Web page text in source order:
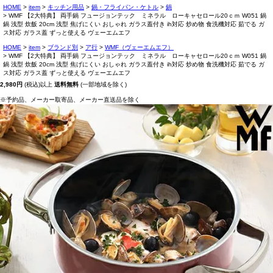
HOME item キッチン用品 鍋・フライパン・ケトル
鍋
WMF 【2大特典】 両手鍋 フュージョンテック ミネラル ローキャセロール20ｃｍ W051 鍋
鍋 浅型 炊飯 20cm 浅型 焦げにくい おしゃれ ガラス蓋付き ih対応 炒め物 食洗機対応 茹でる ガ
ス対応 ガラス蓋 ずっと使える ヴェーエムエフ
HOME item ブランド別 ア行
WMF（ヴェーエムエフ）
WMF 【2大特典】 両手鍋 フュージョンテック ミネラル ローキャセロール20ｃｍ W051 鍋
鍋 浅型 炊飯 20cm 浅型 焦げにくい おしゃれ ガラス蓋付き ih対応 炒め物 食洗機対応 茹でる ガ
ス対応 ガラス蓋 ずっと使える ヴェーエムエフ
2,980円 (税込)以上 送料無料 (一部地域を除く)
※予約品、メーカー取寄品、メーカー直送品を除く